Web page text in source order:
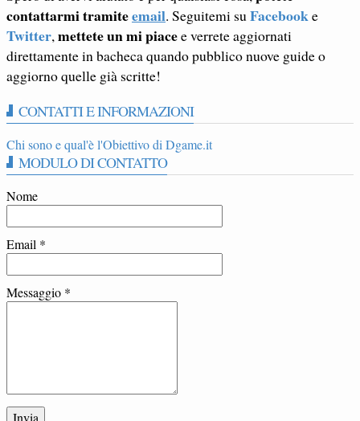
contattarmi tramiteemail. Seguitemi su Facebooke
Twitter, mettete un mi piacee verrete aggiornati
direttamente in bacheca quando pubblico nuove guide o
aggiorno quelle già scritte!
CONTATTI E INFORMAZIONI
Chi sono e qual'è l'Obiettivo di Dgame.it
MODULO DI CONTATTO
Nome
Email *
Messaggio *